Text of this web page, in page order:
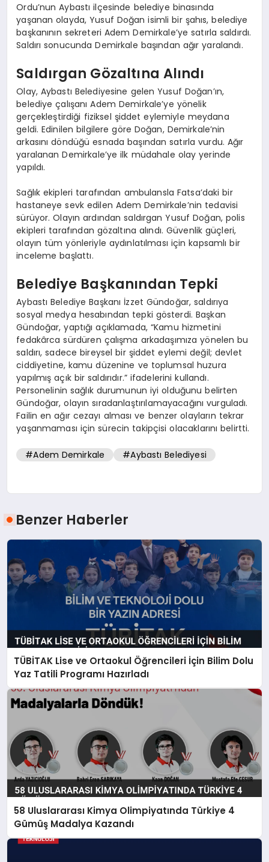
Ordu’nun Aybastı ilçesinde belediye binasında
yaşanan olayda, Yusuf Doğan isimli bir şahıs, belediye
başkanının sekreteri Adem Demirkale’ye satırla saldırdı.
Saldırı sonucunda Demirkale başından ağır yaralandı.
Saldırgan Gözaltına Alındı
Olay, Aybastı Belediyesine gelen Yusuf Doğan’ın,
belediye çalışanı Adem Demirkale’ye yönelik
gerçekleştirdiği fiziksel şiddet eylemiyle meydana
geldi. Edinilen bilgilere göre Doğan, Demirkale’nin
arkasını döndüğü esnada başından satırla vurdu. Ağır
yaralanan Demirkale’ye ilk müdahale olay yerinde
yapıldı.
Sağlık ekipleri tarafından ambulansla Fatsa’daki bir
hastaneye sevk edilen Adem Demirkale’nin tedavisi
sürüyor. Olayın ardından saldırgan Yusuf Doğan, polis
ekipleri tarafından gözaltına alındı. Güvenlik güçleri,
olayın tüm yönleriyle aydınlatılması için kapsamlı bir
inceleme başlattı.
Belediye Başkanından Tepki
Aybastı Belediye Başkanı İzzet Gündoğar, saldırıya
sosyal medya hesabından tepki gösterdi. Başkan
Gündoğar, yaptığı açıklamada, “Kamu hizmetini
fedakârca sürdüren çalışma arkadaşımıza yönelen bu
saldırı, sadece bireysel bir şiddet eylemi değil; devlet
ciddiyetine, kamu düzenine ve toplumsal huzura
yapılmış açık bir saldırıdır.” ifadelerini kullandı.
Personelinin sağlık durumunun iyi olduğunu belirten
Gündoğar, olayın sıradanlaştırılamayacağını vurguladı.
Failin en ağır cezayı alması ve benzer olayların tekrar
yaşanmaması için sürecin takipçisi olacaklarını belirtti.
#Adem Demirkale #Aybastı Belediyesi
Benzer Haberler
TÜBİTAK Lise ve Ortaokul Öğrencileri İçin Bilim Dolu
Yaz Tatili Programı Hazırladı
58 Uluslararası Kimya Olimpiyatında Türkiye 4
Gümüş Madalya Kazandı